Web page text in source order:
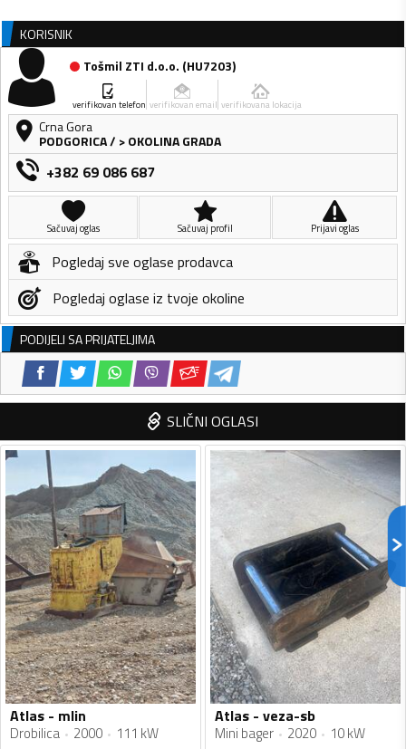
KORISNIK
Tošmil ZTI d.o.o. (HU7203)
verifikovan telefon verifikovan email verifikovana lokacija
Crna Gora
PODGORICA/ > OKOLINA GRADA
+382 69 086 687
Sačuvaj oglas Sačuvaj profil Prijavi oglas
Pogledaj sve oglase prodavca
Pogledaj oglase iz tvoje okoline
PODIJELI SA PRIJATELJIMA
SLIČNI OGLASI
Atlas - mlin
Drobilica 2000 111 kW
Atlas - veza-sb
Mini bager 2020 10 kW